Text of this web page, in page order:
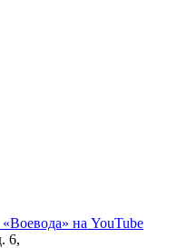
на YouTube
6,